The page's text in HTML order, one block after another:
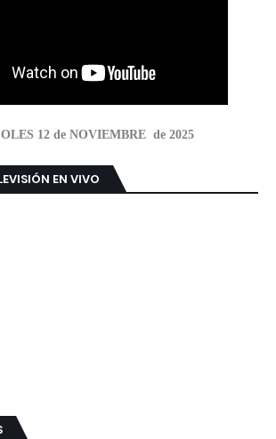
12 de NOVIEMBRE de 2025
EN VIVO